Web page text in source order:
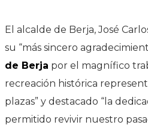
El alcalde de Berja, José
su “más sincero
de Berja por el magnífico
recreación histórica
plazas” y destacado “la
permitido revivir nuestro